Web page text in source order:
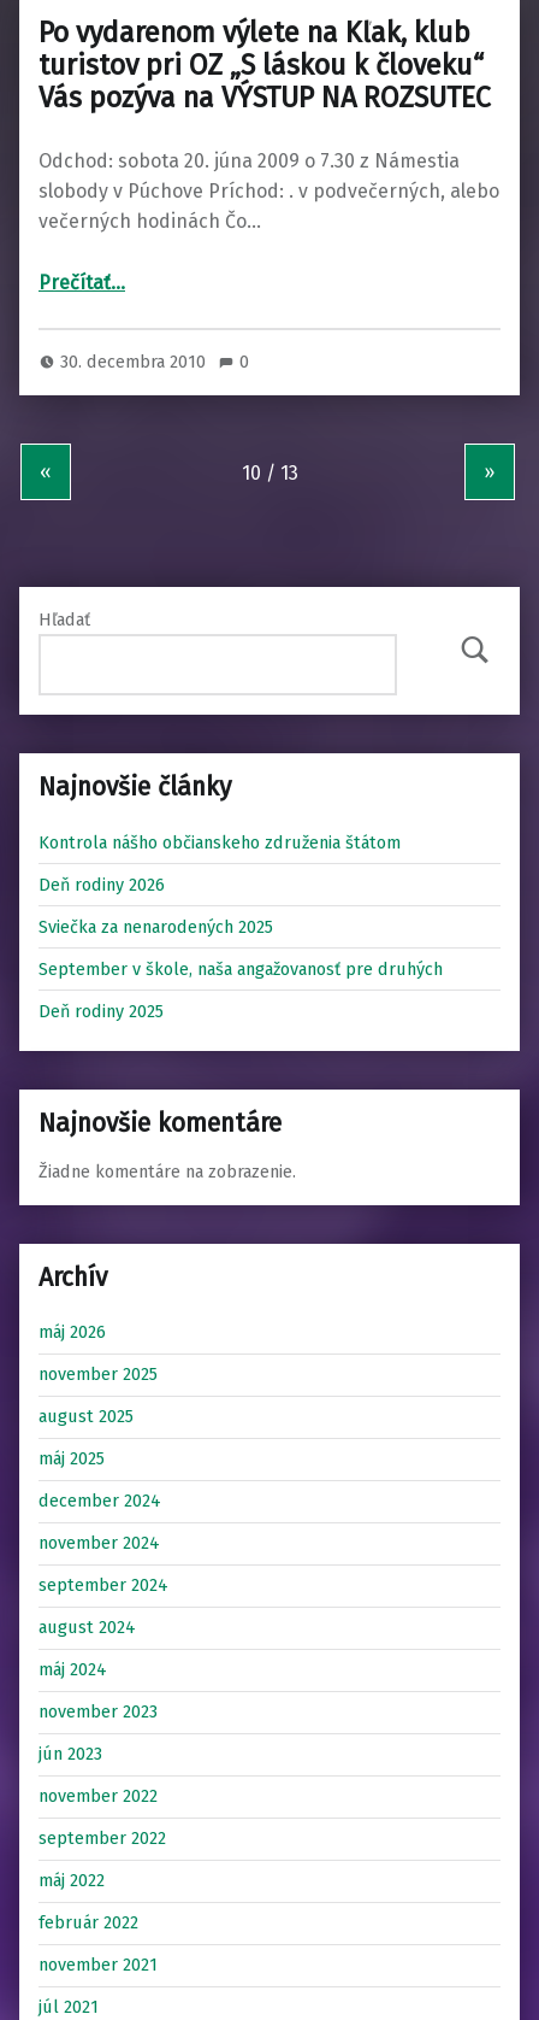
Po vydarenom výlete na Kľak, klub
turistov pri OZ „S láskou k človeku“
Vás pozýva na VÝSTUP NA ROZSUTEC
Odchod: sobota 20. júna 2009 o 7.30 z Námestia
slobody v Púchove Príchod: . v podvečerných, alebo
večerných hodinách Čo…
Prečítať“Po vydarenom výlete na Kľak, klub turistov pri OZ „S láskou k človeku“ Vás pozýva na VÝSTUP NA ROZSUTEC”
…
30. decembra 2010 0
« »
Hľadať
Hľadať
Najnovšie články
Kontrola nášho občianskeho združenia štátom
Deň rodiny 2026
Sviečka za nenarodených 2025
September v škole, naša angažovanosť pre druhých
Deň rodiny 2025
Najnovšie komentáre
Žiadne komentáre na zobrazenie.
Archív
máj 2026
november 2025
august 2025
máj 2025
december 2024
november 2024
september 2024
august 2024
máj 2024
november 2023
jún 2023
november 2022
september 2022
máj 2022
február 2022
november 2021
júl 2021